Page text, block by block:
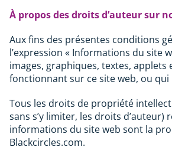
À propos des droits d’auteur sur
Aux fins des présentes conditions
l’expression « Informations du site
images, graphiques, textes, applets
fonctionnant sur ce site web, ou
Tous les droits de propriété
sans s’y limiter, les droits d’auteur)
informations du site web sont la
Blackcircles.com.